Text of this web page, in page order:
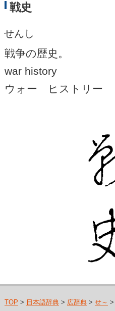
戦史
せんし
戦争の歴史。
war history
ウォー ヒストリー
TOP > 日本語辞典> 広辞典> せ～ >